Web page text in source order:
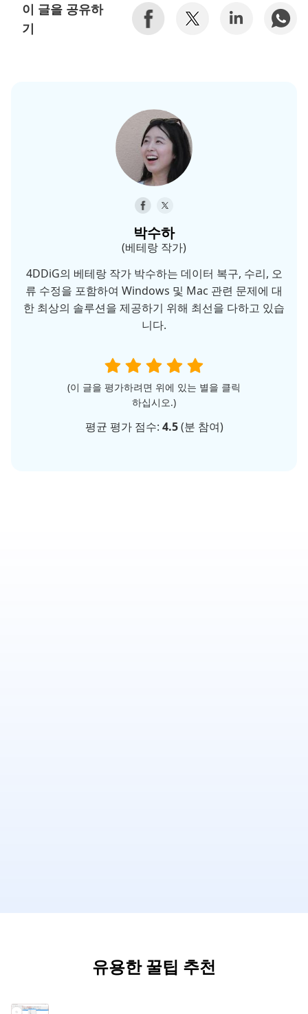
이 글을 공유하
기
박수하
(베테랑 작가)
4DDiG의 베테랑 작가 박수하는 데이터 복구, 수리, 오
류 수정을 포함하여 Windows 및 Mac 관련 문제에 대
한 최상의 솔루션을 제공하기 위해 최선을 다하고 있습
니다.
(이 글을 평가하려면 위에 있는 별을 클릭
하십시오.)
평균 평가 점수: 4.5(분 참여)
유용한 꿀팁 추천